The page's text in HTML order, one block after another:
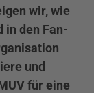
wir, wie
in den Fan-
und
für eine